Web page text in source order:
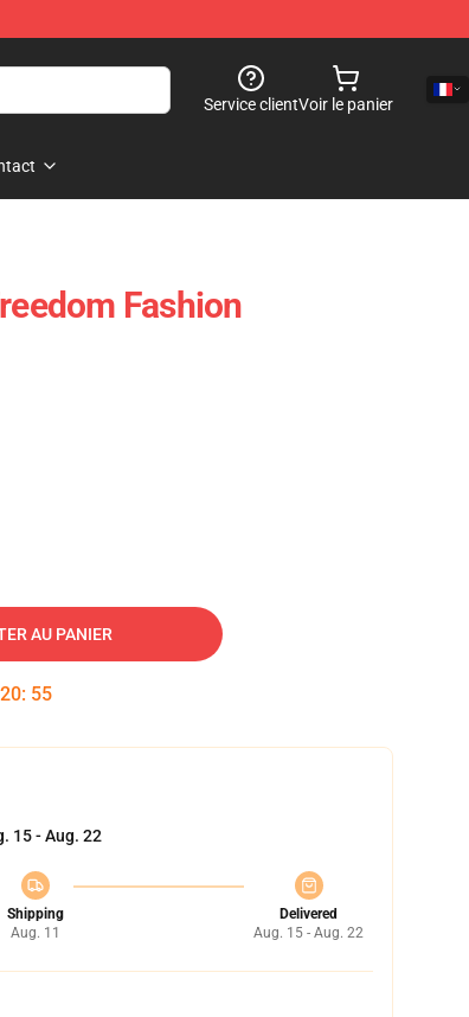
Service clientVoir le panier
Fashion
AU PANIER
20: 54
15 - Aug. 22
Shipping
Aug. 11
Delivered
Aug. 15 - Aug. 22